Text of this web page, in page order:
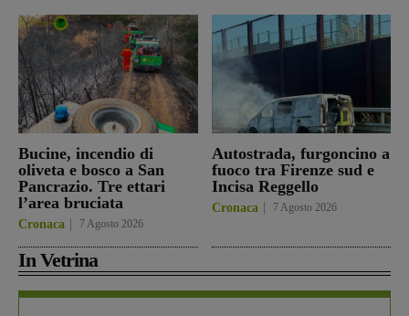
Bucine, incendio di
oliveta e bosco a San
Pancrazio. Tre ettari
l’area bruciata
Cronaca 7 Agosto 2026
Autostrada, furgoncino a
fuoco tra Firenze sud e
Incisa Reggello
Cronaca 7 Agosto 2026
In Vetrina